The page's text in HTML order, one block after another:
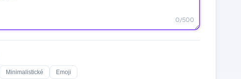
0/500
Minimalistické Emoji